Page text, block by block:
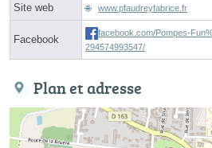
Site web www.pfaudreyfabrice.fr
Facebook
facebook.com/Pompes-
294574993547/
Plan et adresse